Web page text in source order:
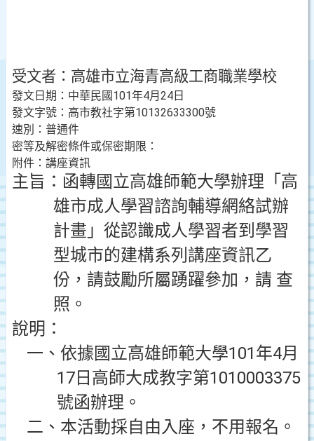
受文者：高雄市立海青高級工商職業學校
發文日期：中華民國101年4月 24 日
發文字號：高市教社字第10132633300號
速別：普通件
密等及解密條件或保密期限：
附件：講座資訊
主旨： 函轉國立高雄師範大學辦理「高
雄市成人學習諮詢輔導網絡試辦
計畫」從認識成人學習者到學習
型城市的建構系列講座資訊乙
份，請鼓勵所屬踴躍參加，請 查
照。
說明：
一、依據國立高雄師範大學101年4月
17日高師大成教字第1010003375
號函辦理。
二、本活動採自由入座，不用報名。